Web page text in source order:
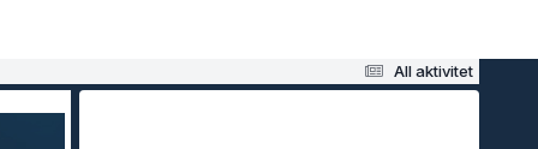
All aktivitet